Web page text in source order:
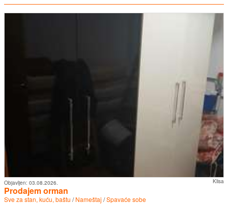
Klisa
Objavljen: 03.08.2026.
Prodajem orman
Sve za stan, kuću, baštu /Nameštaj /Spavaće sobe